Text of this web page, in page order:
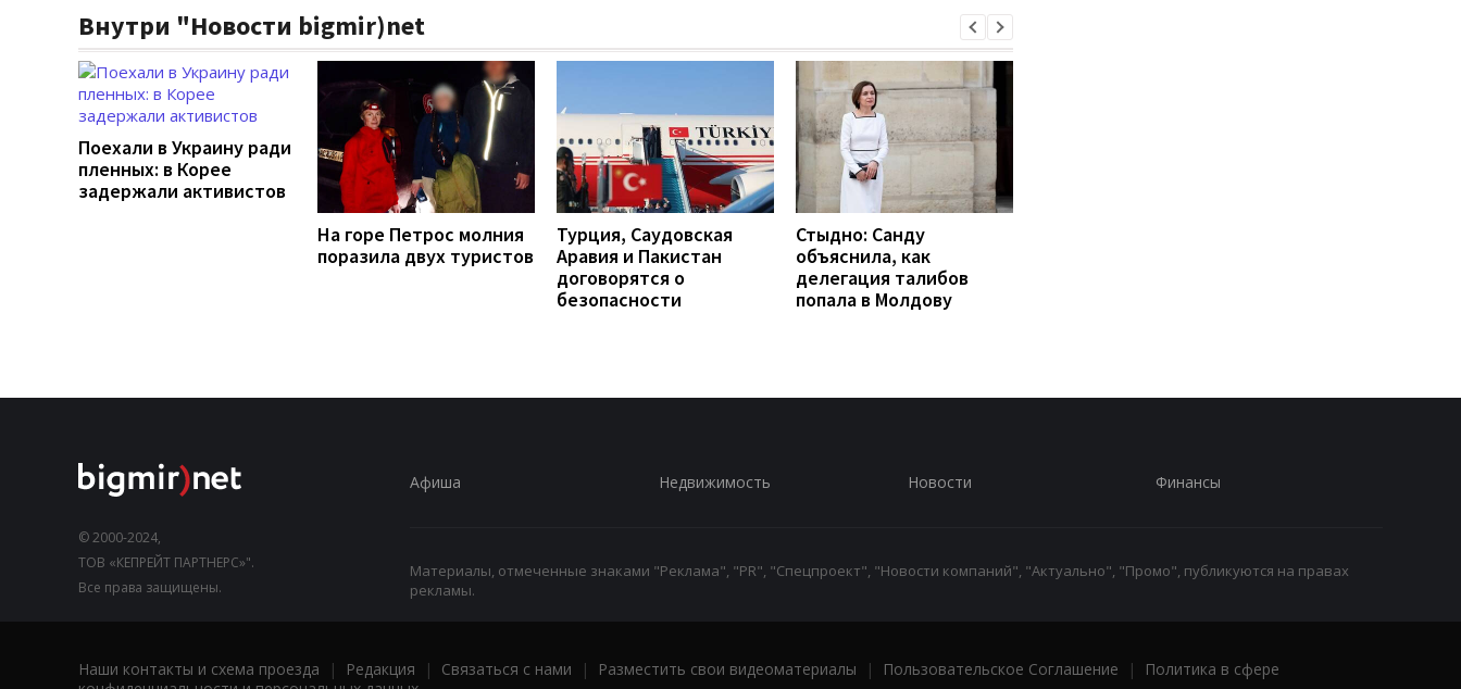
Внутри "Новости bigmir)net
Поехали в Украину ради
пленных: в Корее
задержали активистов
На горе Петрос молния
поразила двух туристов
Турция, Саудовская
Аравия и Пакистан
договорятся о
безопасности
Стыдно: Санду
объяснила, как
делегация талибов
попала в Молдову
© 2000-2024,
ТОВ «КЕПРЕЙТ ПАРТНЕРС»".
Все права защищены.
Афиша Недвижимость Новости Финансы
Материалы, отмеченные знаками "Реклама", "PR", "Спецпроект", "Новости компаний", "Актуально", "Промо", публикуются на правах
рекламы.
Наши контакты и схема проезда | Редакция | Связаться с нами | Разместить свои видеоматериалы | Пользовательское Соглашение |
Политика в сфере